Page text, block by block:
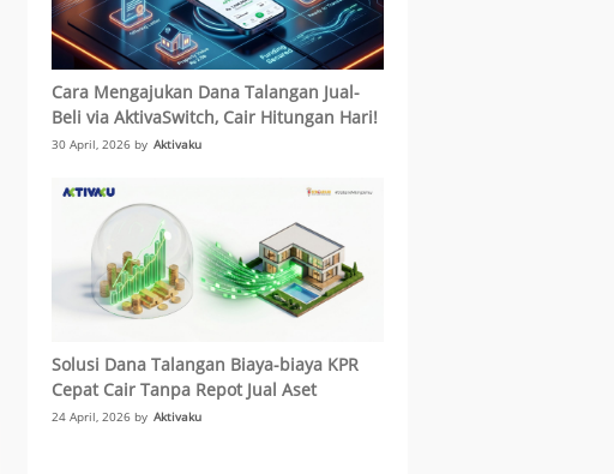
Cara Mengajukan Dana Talangan Jual-
Beli via AktivaSwitch, Cair Hitungan Hari!
30 April, 2026 by Aktivaku
Solusi Dana Talangan Biaya-biaya KPR
Cepat Cair Tanpa Repot Jual Aset
24 April, 2026 by Aktivaku